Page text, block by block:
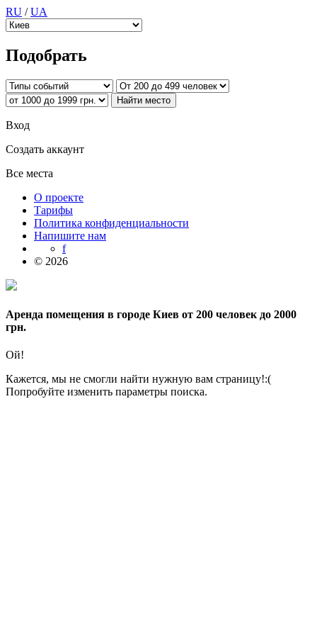
RU /UA
Подобрать
Вход
Создать аккаунт
Все места
О проекте
Тарифы
Политика конфиденциальности
Напишите нам
f
© 2026
Аренда помещения в городе Киев от 200 человек до 2000
грн.
Ой!
Кажется, мы не смогли найти нужную вам страницу!:(
Попробуйте изменить параметры поиска.